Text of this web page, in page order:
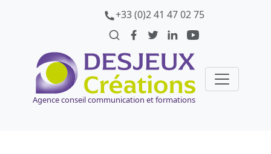
+33 (0)2 41 47 02 75
Agence conseil communication et formations